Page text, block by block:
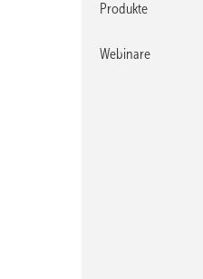
Produkte
Webinare